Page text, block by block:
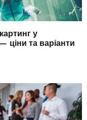
у
ціни та варіанти